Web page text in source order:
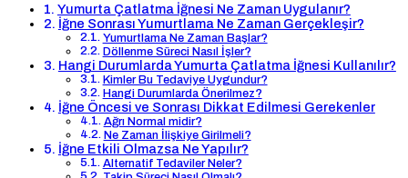
Yumurta Çatlatma İğnesi Ne Zaman Uygulanır?
İğne Sonrası Yumurtlama Ne Zaman Gerçekleşir?
Yumurtlama Ne Zaman Başlar?
Döllenme Süreci Nasıl İşler?
Hangi Durumlarda Yumurta Çatlatma İğnesi Kullanılır?
Kimler Bu Tedaviye Uygundur?
Hangi Durumlarda Önerilmez?
İğne Öncesi ve Sonrası Dikkat Edilmesi Gerekenler
Ağrı Normal midir?
Ne Zaman İlişkiye Girilmeli?
İğne Etkili Olmazsa Ne Yapılır?
Alternatif Tedaviler Neler?